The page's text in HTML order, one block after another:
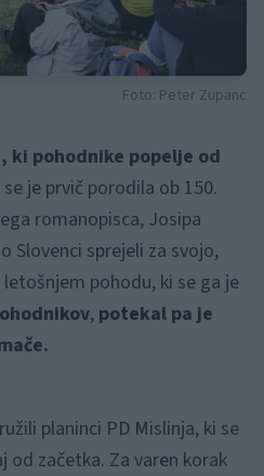
Foto: Peter Zupanc
ki pohodnike popelje od
se je prvič porodila ob 150.
romanopisca, Josipa
Slovenci sprejeli za svojo,
pohodu, ki se ga je
, potekal pa je
planinci PD Mislinja, ki se
od začetka. Za varen korak